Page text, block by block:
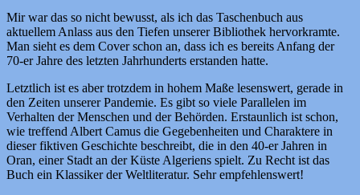
Mir war das so nicht bewusst, als ich das Taschenbuch aus
aktuellem Anlass aus den Tiefen unserer Bibliothek hervorkramte.
Man sieht es dem Cover schon an, dass ich es bereits Anfang der
70-er Jahre des letzten Jahrhunderts erstanden hatte.
Letztlich ist es aber trotzdem in hohem Maße lesenswert, gerade in
den Zeiten unserer Pandemie. Es gibt so viele Parallelen im
Verhalten der Menschen und der Behörden. Erstaunlich ist schon,
wie treffend Albert Camus die Gegebenheiten und Charaktere in
dieser fiktiven Geschichte beschreibt, die in den 40-er Jahren in
Oran, einer Stadt an der Küste Algeriens spielt. Zu Recht ist das
Buch ein Klassiker der Weltliteratur. Sehr empfehlenswert!